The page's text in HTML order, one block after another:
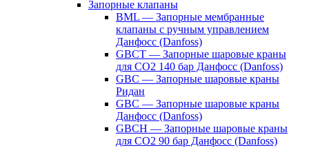
Запорные клапаны
BML — Запорные мембранные
клапаны с ручным управлением
Данфосс (Danfoss)
GBCT — Запорные шаровые краны
для CO2 140 бар Данфосс (Danfoss)
GBC — Запорные шаровые краны
Ридан
GBC — Запорные шаровые краны
Данфосс (Danfoss)
GBCH — Запорные шаровые краны
для CO2 90 бар Данфосс (Danfoss)